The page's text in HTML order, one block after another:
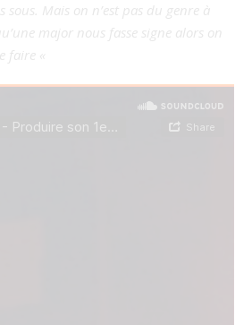
sous. Mais on n’est pas du genre à
major nous fasse signe alors on
faire «